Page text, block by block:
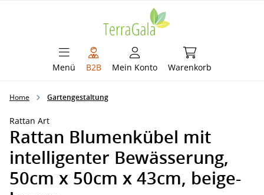
Menü B2B Mein Konto Warenkorb
Warenkorb
Home Gartengestaltung
Rattan Art
Rattan Blumenkübel mit
intelligenter Bewässerung,
50cm x 50cm x 43cm, beige-